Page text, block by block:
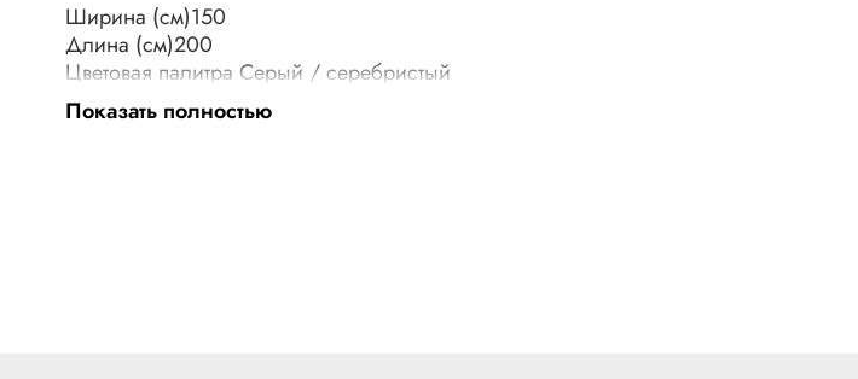
Ширина (см)150
Длина (см)200
Цветовая палитра Серый / серебристый
Цвет Белый, Серый
Рисунок Однотонный
Показать полностью